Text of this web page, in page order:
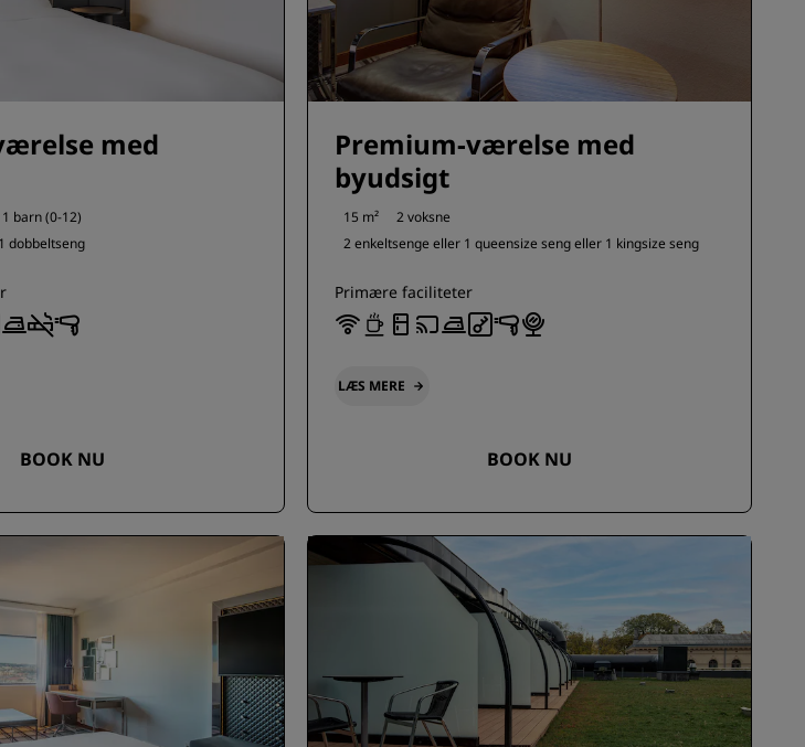
med
1 barn (0-12)
1 dobbeltseng
BOOK NU
Premium-værelse med
byudsigt
15 m²
2 voksne
2 enkeltsenge eller 1 queensize seng eller 1 kingsize seng
Primære faciliteter
LÆS MERE
BOOK NU